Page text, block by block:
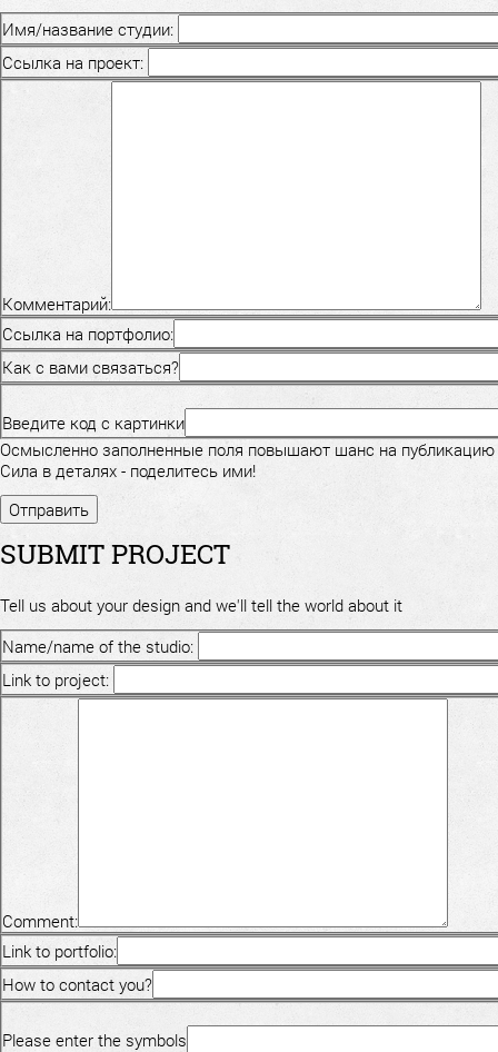
Имя/название студии:
Ссылка на проект:
Комментарий:
Ссылка на портфолио:
Как с вами связаться?
Введите код с картинки
Осмысленно заполненные поля повышают шанс на публикацию
Сила в деталях - поделитесь ими!
SUBMIT PROJECT
Tell us about your design and we'll tell the world about it
Name/name of the studio:
Link to project:
Comment:
Link to portfolio:
How to contact you?
Please enter the symbols